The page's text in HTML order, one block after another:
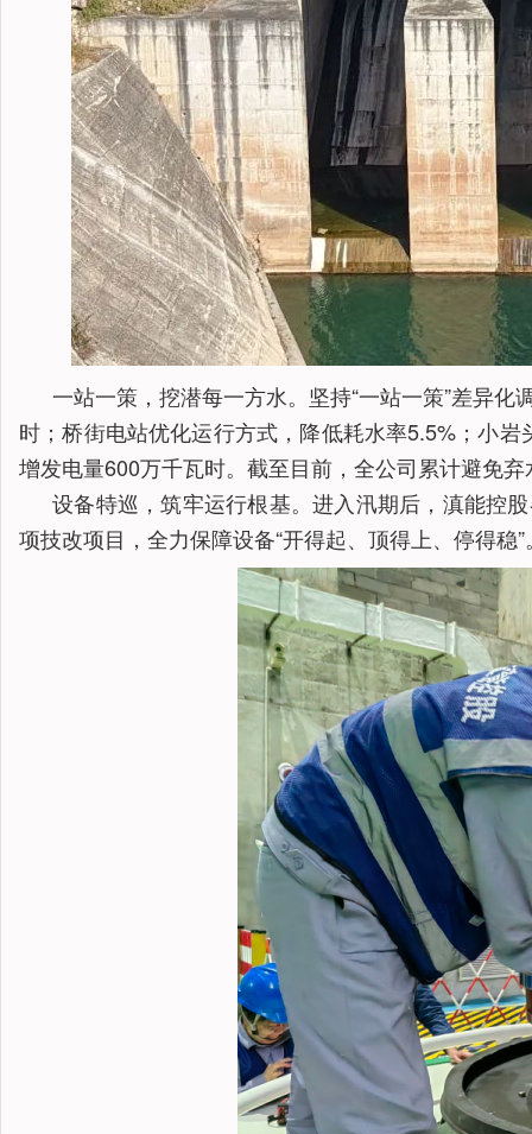
一站一策，挖潜每一方水。坚持“一站一策”差异
时；桥街电站优化运行方式，降低耗水率5.5%；小
增发电量600万千瓦时。截至目前，全公司累计避免
设备特巡，筑牢运行根基。进入汛期后，滇能控
项技改项目，全力保障设备“开得起、顶得上、停得